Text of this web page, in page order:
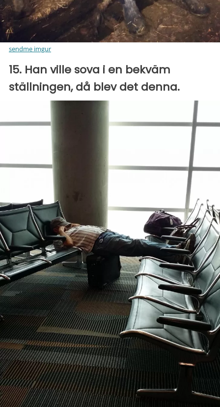
sendme imgur
15. Han ville sova i en bekväm
ställningen, då blev det denna.